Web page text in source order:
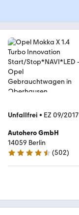
Unfallfrei • EZ 09/2017
Autohero GmbH
14059 Berlin
4.5 Sterne
(502)